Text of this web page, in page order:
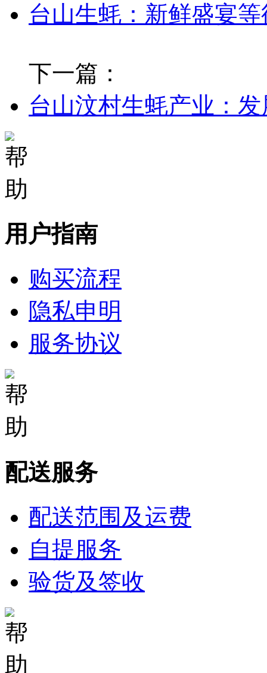
台山生蚝：新鲜盛宴
下一篇：
台山汶村生蚝产业：
用户指南
购买流程
隐私申明
服务协议
配送服务
配送范围及运费
自提服务
验货及签收